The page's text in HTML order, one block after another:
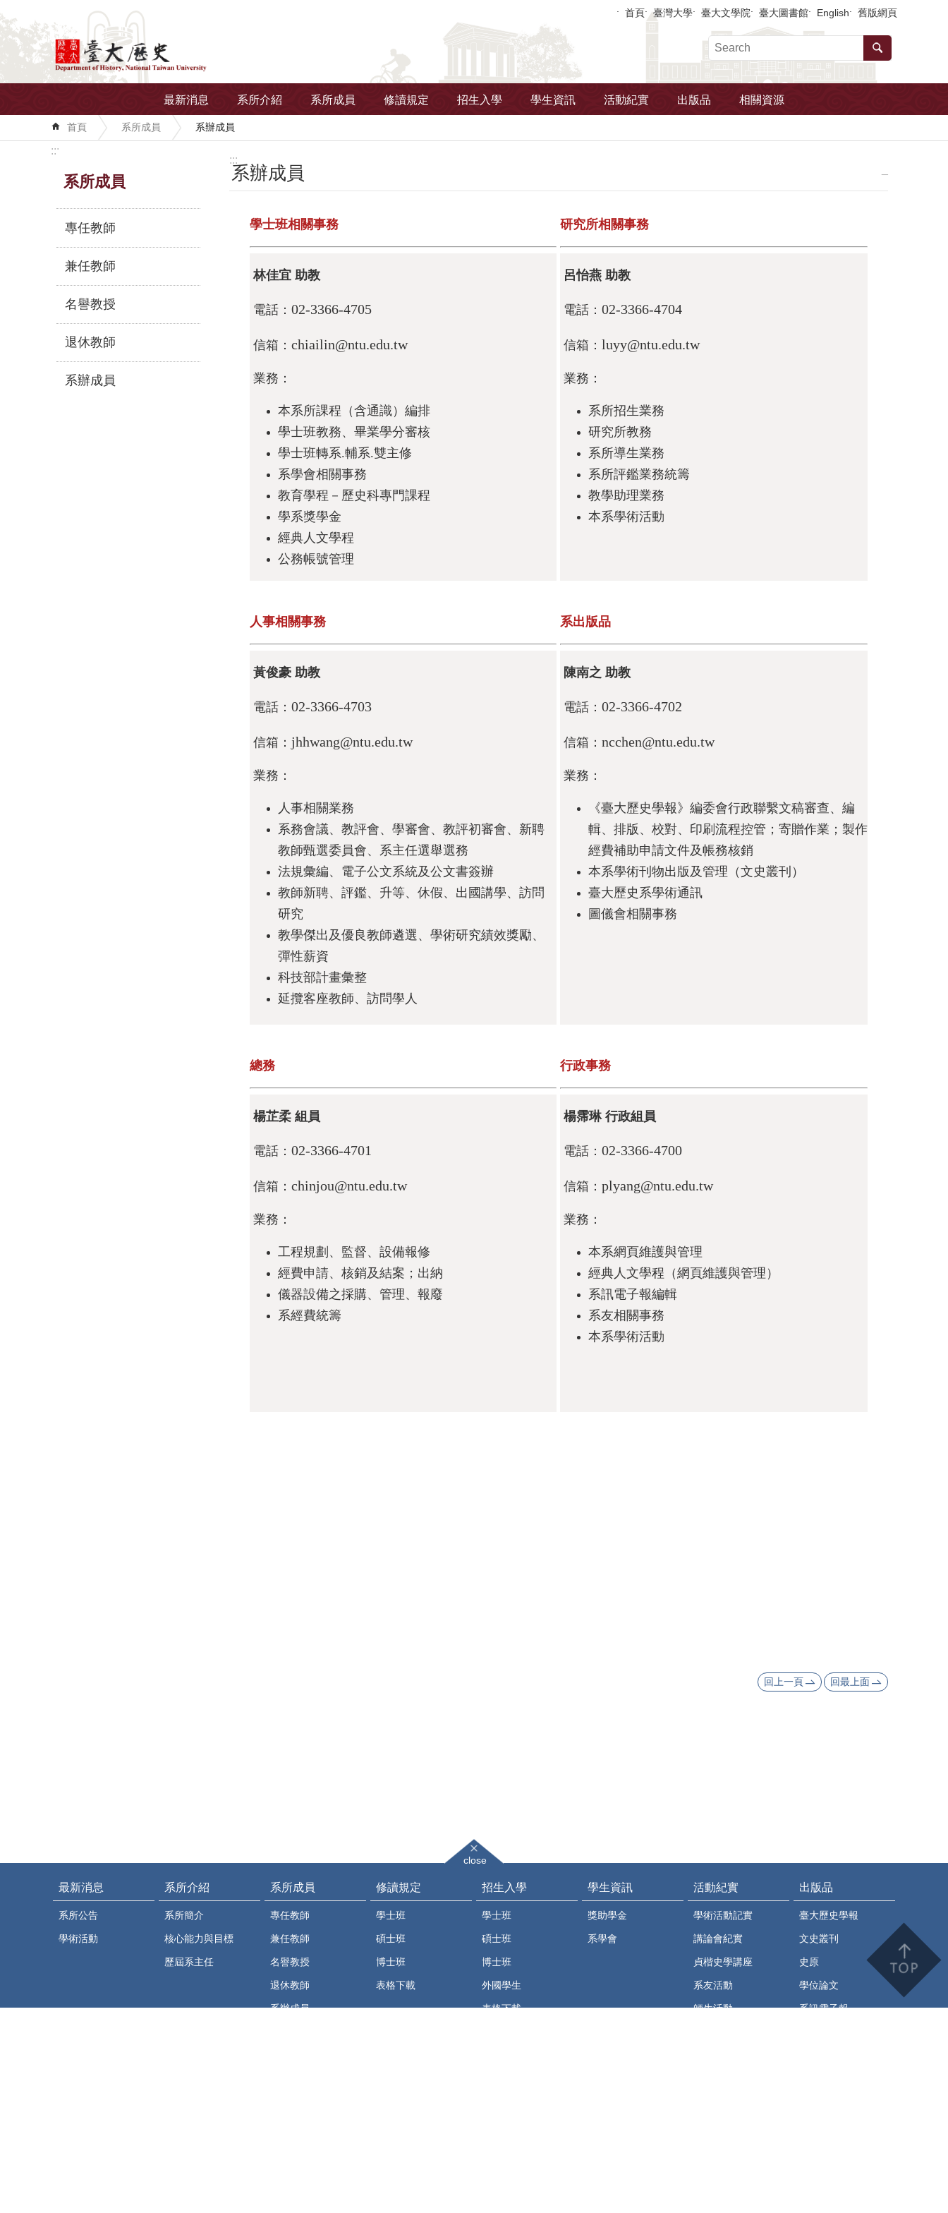
跳到主要內容區塊 首頁 臺灣大學 臺大文學院 臺大圖書館 English 舊版網頁
最新消息 系所介紹 系所成員 修讀規定 招生入學 學生資訊 活動紀實 出版品 相關資源
首頁 系所成員 系辦成員
:::
系所成員
專任教師
兼任教師
名譽教授
退休教師
系辦成員
:::
系辦成員
學士班相關事務 研究所相關事務
林佳宜 助教
電話： 02-3366-4705
信箱： chiailin@ntu.edu.tw
業務：
本系所課程（含通識）編排
學士班教務、畢業學分審核
學士班轉系.輔系.雙主修
系學會相關事務
教育學程－歷史科專門課程
學系獎學金
經典人文學程
公務帳號管理
呂怡燕 助教
電話： 02-3366-4704
信箱： luyy@ntu.edu.tw
業務：
系所招生業務
研究所教務
系所導生業務
系所評鑑業務統籌
教學助理業務
本系學術活動
人事相關事務 系出版品
黃俊豪 助教
電話： 02-3366-4703
信箱： jhhwang@ntu.edu.tw
業務：
人事相關業務
系務會議、教評會、學審會、教評初審會、新聘
教師甄選委員會、系主任選舉選務
法規彙編、電子公文系統及公文書簽辦
教師新聘、評鑑、升等、休假、出國講學、訪問
研究
教學傑出及優良教師遴選、學術研究績效獎勵、
彈性薪資
科技部計畫彙整
延攬客座教師、訪問學人
陳南之 助教
電話： 02-3366-4702
信箱： ncchen@ntu.edu.tw
業務：
《臺大歷史學報》編委會行政聯繫文稿審查、編
輯、排版、校對、印刷流程控管；寄贈作業；製作
經費補助申請文件及帳務核銷
本系學術刊物出版及管理 （文史叢刊）
臺大歷史系學術通訊
圖儀會相關事務
總務 行政事務
楊芷柔 組員
電話： 02-3366-4701
信箱： chinjou@ntu.edu.tw
業務：
工程規劃、監督、設備報修
經費申請、核銷及結案；出納
儀器設備之採購、管理、報廢
系經費統籌
楊霈琳 行政組員
電話： 02-3366-4700
信箱： plyang@ntu.edu.tw
業務：
本系網頁維護與管理
經典人文學程（網頁維護與管理）
系訊電子報編輯
系友相關事務
本系學術活動
回上一頁 回最上面
close
最新消息
系所公告
學術活動
系所介紹
系所簡介
核心能力與目標
歷屆系主任
系所成員
專任教師
兼任教師
名譽教授
退休教師
系辦成員
修讀規定
學士班
碩士班
博士班
表格下載
招生入學
學士班
碩士班
博士班
外國學生
表格下載
學生資訊
獎助學金
系學會
活動紀實
學術活動記實
講論會紀實
貞楷史學講座
系友活動
師生活動
出版品
臺大歷史學報
文史叢刊
史原
學位論文
系訊電子報